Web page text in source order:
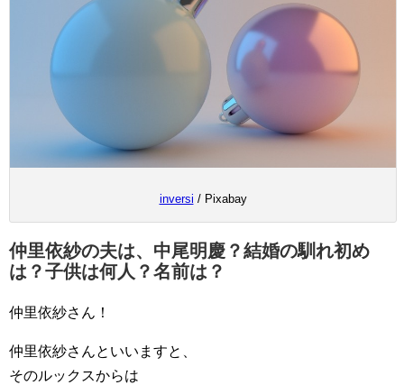
inversi / Pixabay
仲里依紗の夫は、中尾明慶？結婚の馴れ初め
は？子供は何人？名前は？
仲里依紗さん！
仲里依紗さんといいますと、
そのルックスからは